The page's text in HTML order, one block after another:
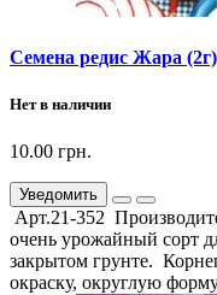
Семена редис Жара (2г)
Нет в наличии
10.00 грн.
Уведомить
Арт.21-352
очень урожайный сорт
зaкрытом грунте.
окраску, округлую